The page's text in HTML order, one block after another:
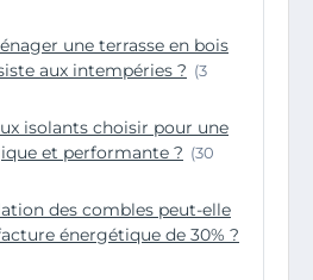
une terrasse en bois
aux intempéries ? (3
isolants choisir pour une
et performante ? (30
des combles peut-elle
énergétique de 30% ?